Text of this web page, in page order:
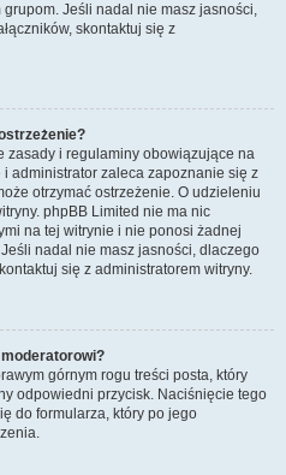
Jeśli nadal nie masz jasności,
skontaktuj się z
zasady i regulaminy obowiązujące na
administrator zaleca zapoznanie się z
otrzymać ostrzeżenie. O udzieleniu
phpBB Limited nie ma nic
na tej witrynie i nie ponosi żadnej
nadal nie masz jasności, dlaczego
się z administratorem witryny.
górnym rogu treści posta, który
odpowiedni przycisk. Naciśnięcie tego
do formularza, który po jego